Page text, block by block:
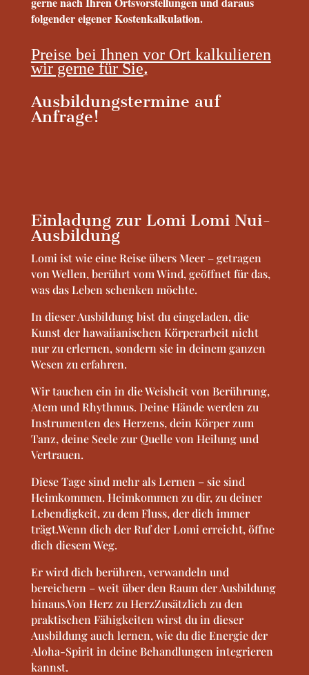
folgender eigener Kostenkalkulation.
Preise bei Ihnen vor Ort kalkulieren
wir gerne für Sie.
Ausbildungstermine auf
Anfrage!
Einladung zur Lomi Lomi Nui-
Ausbildung
Lomi ist wie eine Reise übers Meer – getragen
von Wellen, berührt vom Wind, geöffnet für das,
was das Leben schenken möchte.
In dieser Ausbildung bist du eingeladen, die
Kunst der hawaiianischen Körperarbeit nicht
nur zu erlernen, sondern sie in deinem ganzen
Wesen zu erfahren.
Wir tauchen ein in die Weisheit von Berührung,
Atem und Rhythmus. Deine Hände werden zu
Instrumenten des Herzens, dein Körper zum
Tanz, deine Seele zur Quelle von Heilung und
Vertrauen.
Diese Tage sind mehr als Lernen – sie sind
Heimkommen. Heimkommen zu dir, zu deiner
Lebendigkeit, zu dem Fluss, der dich immer
trägt.Wenn dich der Ruf der Lomi erreicht, öffne
dich diesem Weg.
Er wird dich berühren, verwandeln und
bereichern – weit über den Raum der Ausbildung
hinaus.Von Herz zu HerzZusätzlich zu den
praktischen Fähigkeiten wirst du in dieser
Ausbildung auch lernen, wie du die Energie der
Aloha-Spirit in deine Behandlungen integrieren
kannst.